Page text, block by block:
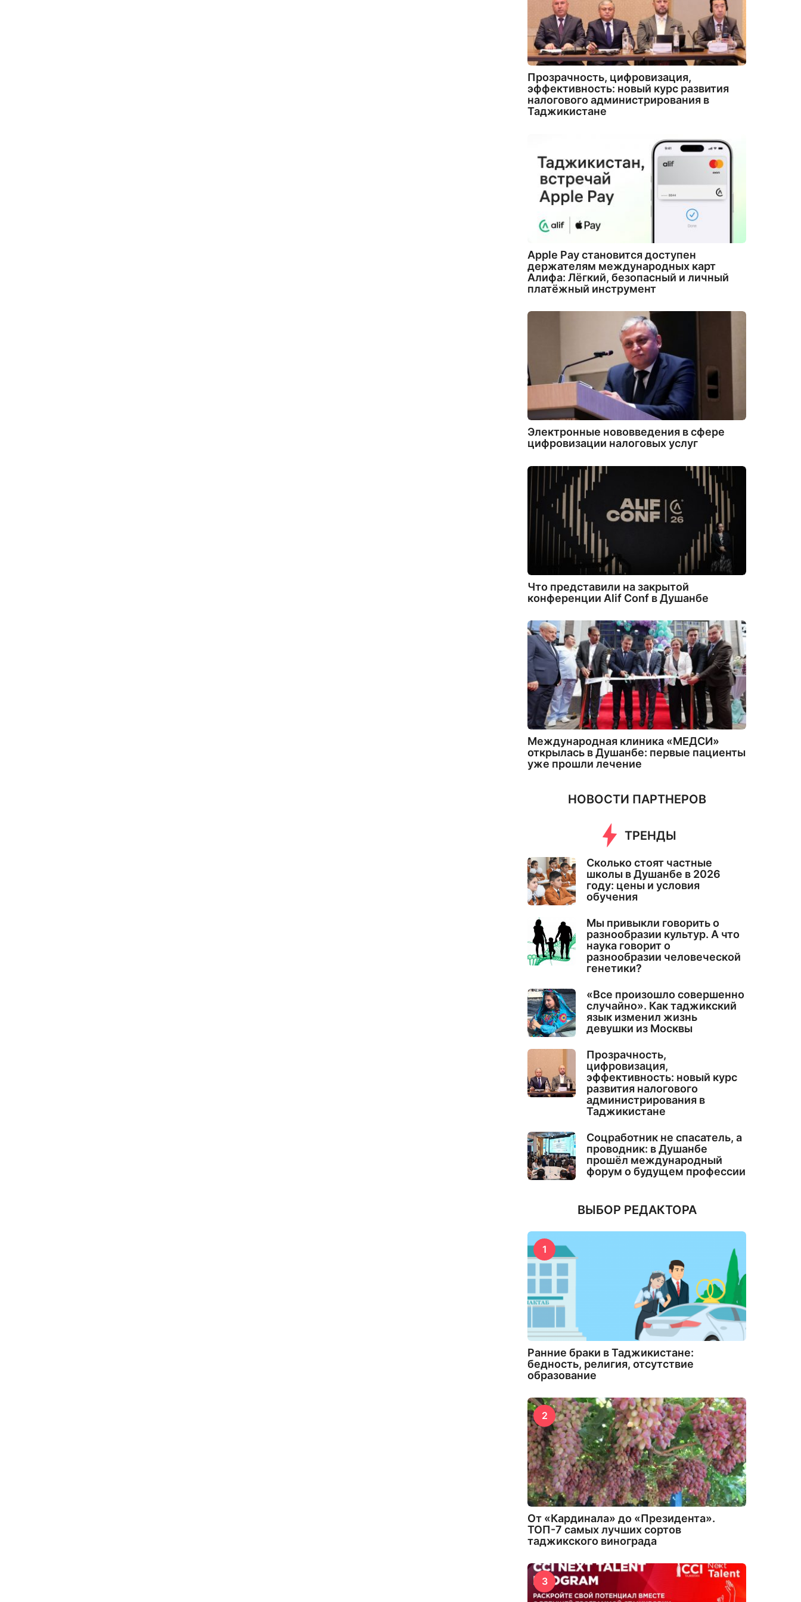
Прозрачность, цифровизация,
эффективность: новый курс развития
налогового администрирования в
Таджикистане
Apple Pay становится доступен
держателям международных карт
Алифа: Лёгкий, безопасный и личный
платёжный инструмент
Электронные нововведения в сфере
цифровизации налоговых услуг
Что представили на закрытой
конференции Alif Conf в Душанбе
Международная клиника «МЕДСИ»
открылась в Душанбе: первые пациенты
уже прошли лечение
НОВОСТИ ПАРТНЕРОВ
ТРЕНДЫ
Сколько стоят частные
школы в Душанбе в 2026
году: цены и условия
обучения
Мы привыкли говорить о
разнообразии культур. А что
наука говорит о
разнообразии человеческой
генетики?
«Все произошло совершенно
случайно». Как таджикский
язык изменил жизнь
девушки из Москвы
Прозрачность,
цифровизация,
эффективность: новый курс
развития налогового
администрирования в
Таджикистане
Соцработник не спасатель, а
проводник: в Душанбе
прошёл международный
форум о будущем профессии
ВЫБОР РЕДАКТОРА
1
Ранние браки в Таджикистане:
бедность, религия, отсутствие
образование
2
От «Кардинала» до «Президента».
ТОП-7 самых лучших сортов
таджикского винограда
3